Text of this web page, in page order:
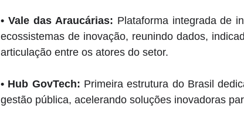
• Vale das Araucárias: Plataforma integrada de
ecossistemas de inovação, reunindo dados,
articulação entre os atores do setor.
• Hub GovTech: Primeira estrutura do Brasil
gestão pública, acelerando soluções inovadoras